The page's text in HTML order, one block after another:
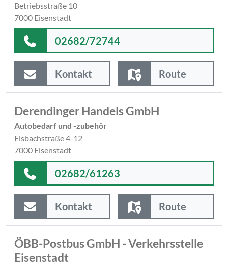
Betriebsstraße 10
7000 Eisenstadt
02682/72744
Kontakt Route
Derendinger Handels GmbH
Autobedarf und -zubehör
Eisbachstraße 4-12
7000 Eisenstadt
02682/61263
Kontakt Route
ÖBB-Postbus GmbH - Verkehrsstelle
Eisenstadt